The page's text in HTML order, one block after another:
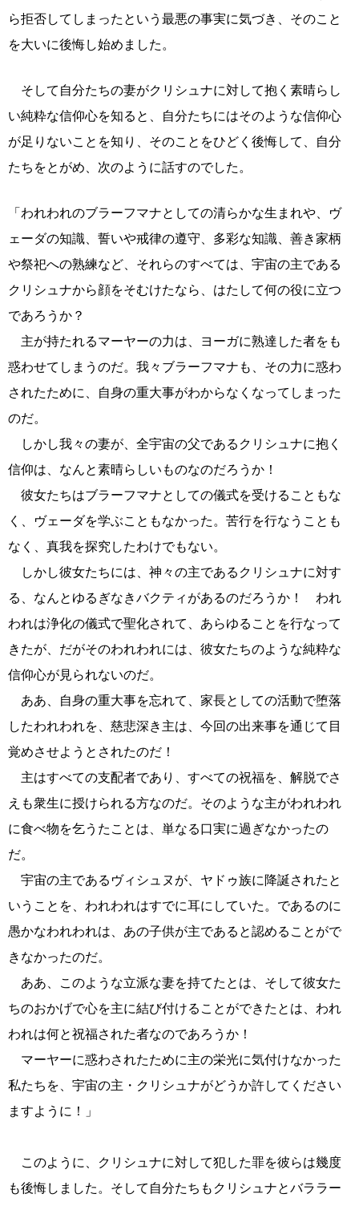
ら拒否してしまったという最悪の事実に気づき、そのこと
を大いに後悔し始めました。
そして自分たちの妻がクリシュナに対して抱く素晴らし
い純粋な信仰心を知ると、自分たちにはそのような信仰心
が足りないことを知り、そのことをひどく後悔して、自分
たちをとがめ、次のように話すのでした。
「われわれのブラーフマナとしての清らかな生まれや、ヴ
ェーダの知識、誓いや戒律の遵守、多彩な知識、善き家柄
や祭祀への熟練など、それらのすべては、宇宙の主である
クリシュナから顔をそむけたなら、はたして何の役に立つ
であろうか？
主が持たれるマーヤーの力は、ヨーガに熟達した者をも
惑わせてしまうのだ。我々ブラーフマナも、その力に惑わ
されたために、自身の重大事がわからなくなってしまった
のだ。
しかし我々の妻が、全宇宙の父であるクリシュナに抱く
信仰は、なんと素晴らしいものなのだろうか！
彼女たちはブラーフマナとしての儀式を受けることもな
く、ヴェーダを学ぶこともなかった。苦行を行なうことも
なく、真我を探究したわけでもない。
しかし彼女たちには、神々の主であるクリシュナに対す
る、なんとゆるぎなきバクティがあるのだろうか！ われ
われは浄化の儀式で聖化されて、あらゆることを行なって
きたが、だがそのわれわれには、彼女たちのような純粋な
信仰心が見られないのだ。
ああ、自身の重大事を忘れて、家長としての活動で堕落
したわれわれを、慈悲深き主は、今回の出来事を通じて目
覚めさせようとされたのだ！
主はすべての支配者であり、すべての祝福を、解脱でさ
えも衆生に授けられる方なのだ。そのような主がわれわれ
に食べ物を乞うたことは、単なる口実に過ぎなかったの
だ。
宇宙の主であるヴィシュヌが、ヤドゥ族に降誕されたと
いうことを、われわれはすでに耳にしていた。であるのに
愚かなわれわれは、あの子供が主であると認めることがで
きなかったのだ。
ああ、このような立派な妻を持てたとは、そして彼女た
ちのおかげで心を主に結び付けることができたとは、われ
われは何と祝福された者なのであろうか！
マーヤーに惑わされたために主の栄光に気付けなかった
私たちを、宇宙の主・クリシュナがどうか許してください
ますように！」
このように、クリシュナに対して犯した罪を彼らは幾度
も後悔しました。そして自分たちもクリシュナとバララー